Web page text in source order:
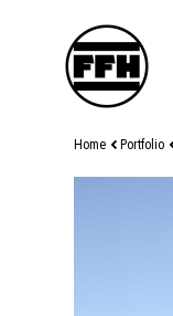
Home Portfolio